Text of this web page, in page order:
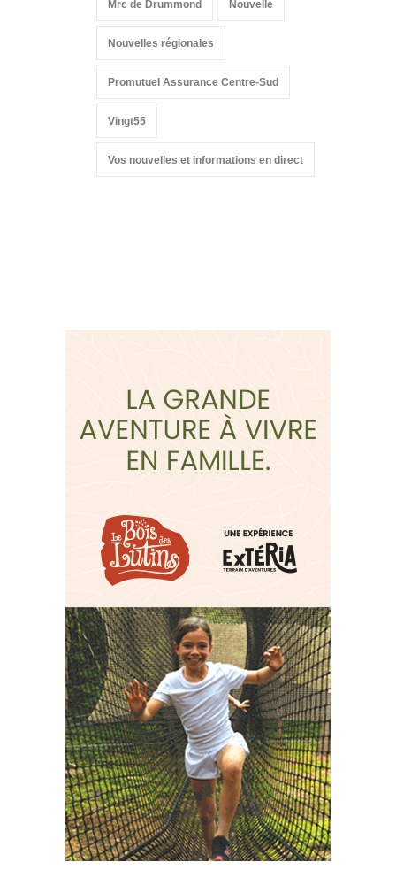
Mrc de Drummond Nouvelle
Nouvelles régionales
Promutuel Assurance Centre-Sud
Vingt55
Vos nouvelles et informations en direct